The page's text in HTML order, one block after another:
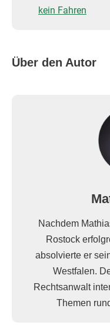
kein Fahren
Über den Autor
Nachdem
Rostock
absolvierte er
Westfalen.
Rechtsanwalt
Themen